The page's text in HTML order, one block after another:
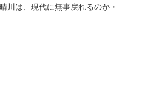
川は、現代に無事戻れるのか・